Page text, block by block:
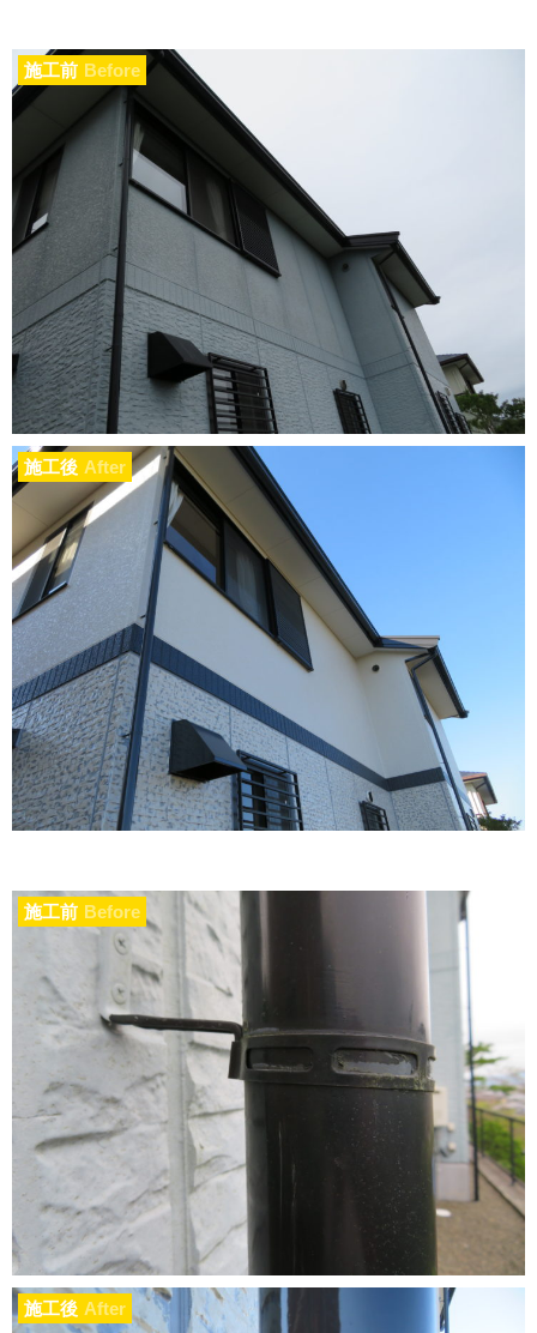
施工前 Before
施工後 After
施工前 Before
施工後 After